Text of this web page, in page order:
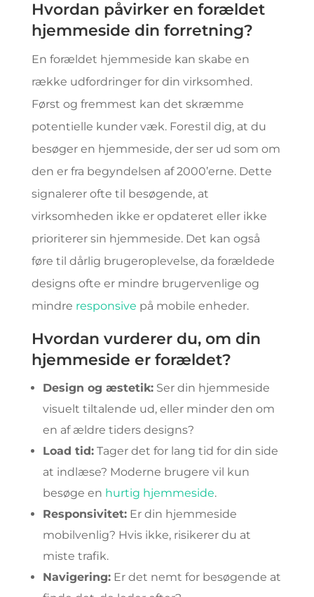
Hvordan påvirker en forældet
hjemmeside din forretning?
En forældet hjemmeside kan skabe en
række udfordringer for din virksomhed.
Først og fremmest kan det skræmme
potentielle kunder væk. Forestil dig, at du
besøger en hjemmeside, der ser ud som om
den er fra begyndelsen af 2000’erne. Dette
signalerer ofte til besøgende, at
virksomheden ikke er opdateret eller ikke
prioriterer sin hjemmeside. Det kan også
føre til dårlig brugeroplevelse, da forældede
designs ofte er mindre brugervenlige og
mindre responsive på mobile enheder.
Hvordan vurderer du, om din
hjemmeside er forældet?
Design og æstetik:Ser din hjemmeside
visuelt tiltalende ud, eller minder den om
en af ældre tiders designs?
Load tid:Tager det for lang tid for din side
at indlæse? Moderne brugere vil kun
besøge en hurtig hjemmeside.
Responsivitet:Er din hjemmeside
mobilvenlig? Hvis ikke, risikerer du at
miste trafik.
Navigering:Er det nemt for besøgende at